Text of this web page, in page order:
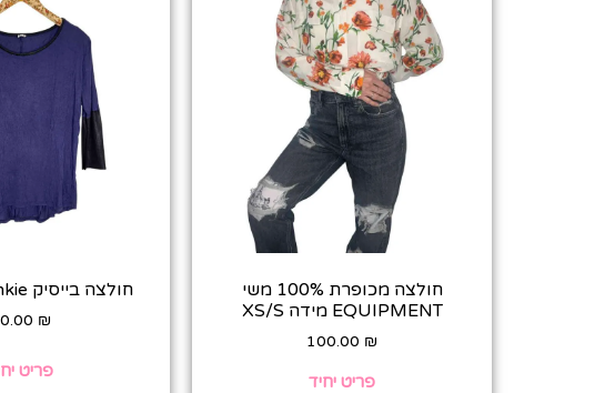
חולצה מכופרת 100% משי
EQUIPMENT מידה XS/S
100.00 ₪
פריט יחיד
חולצה בייסיק Pimkie מידה M
₪
פריט